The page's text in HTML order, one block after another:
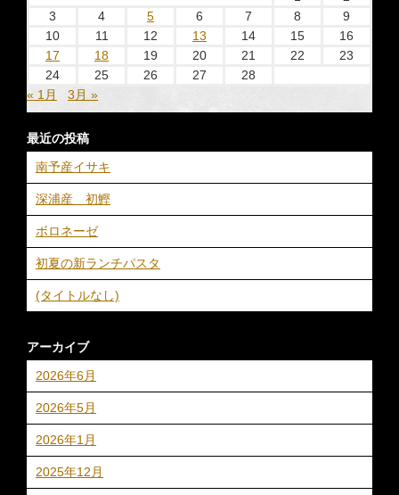
3
4 5 6 7 8
9
10
11 12 13 14 15
16
17
18 19 20 21 22
23
24
25 26 27
28
« 1月
3月 »
最近の投稿
南予産イサキ
深浦産 初鰹
ボロネーゼ
初夏の新ランチパスタ
(タイトルなし)
アーカイブ
2026年6月
2026年5月
2026年1月
2025年12月